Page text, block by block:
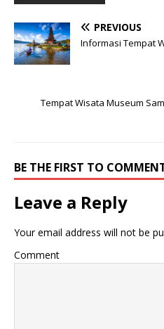
PREVIOUS
Informasi Tempat
Tempat Wisata Museum
BE THE FIRST TO
Leave a Reply
Your email address will not be
Comment